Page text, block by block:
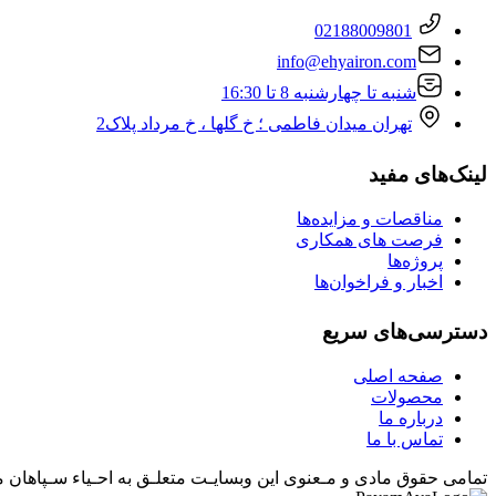
02188009801
info@ehyairon.com
شنبه تا چهارشنبه 8 تا 16:30
تهران میدان فاطمی ؛ خ گلها ، خ مرداد پلاک2
لینک‌های مفید
مناقصات و مزایده‌ها
فرصت های همکاری
پروژه‌ها
اخبار و فراخوان‌‌ها
دسترسی‌های سریع
صفحه اصلی
محصولات
درباره ما
تماس با ما
تمامی حقوق مادی و مـعنوی این وبسایـت متعلـق به احـیاء سـپاهان